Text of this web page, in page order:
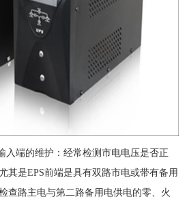
入端的维护：经常检测市电电压是否正
其是EPS前端是具有双路市电或带有备用
查路主电与第二路备用电供电的零、火